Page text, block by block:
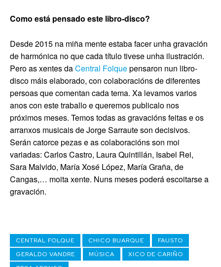
Como está pensado este libro-disco?
Desde 2015 na miña mente estaba facer unha gravación
de harmónica no que cada título tivese unha ilustración.
Pero as xentes daCentral Folquepensaron nun libro-
disco máis elaborado, con colaboracións de diferentes
persoas que comentan cada tema. Xa levamos varios
anos con este traballo e queremos publicalo nos
próximos meses. Temos todas as gravacións feitas e os
arranxos musicais de Jorge Sarraute son decisivos.
Serán catorce pezas e as colaboracións son moi
variadas: Carlos Castro, Laura Quintillán, Isabel Rei,
Sara Malvido, María Xosé López, María Graña, de
Cangas,… moita xente. Nuns meses poderá escoitarse a
gravación.
CENTRAL FOLQUE CHICO BUARQUE
FAUSTO
GERALDO VANDRE
MÚSICA
XICO DE CARIÑO